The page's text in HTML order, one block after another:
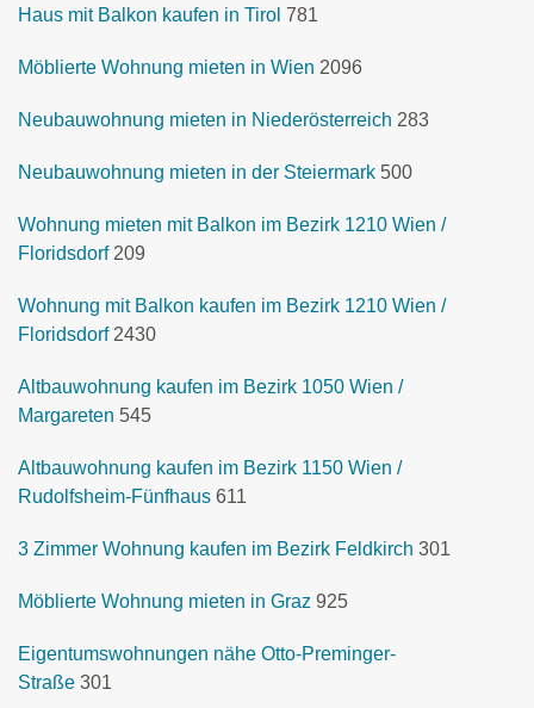
Haus mit Balkon kaufen in Tirol 781
Möblierte Wohnung mieten in Wien 2096
Neubauwohnung mieten in Niederösterreich 283
Neubauwohnung mieten in der Steiermark 500
Wohnung mieten mit Balkon im Bezirk 1210 Wien /
Floridsdorf 209
Wohnung mit Balkon kaufen im Bezirk 1210 Wien /
Floridsdorf 2430
Altbauwohnung kaufen im Bezirk 1050 Wien /
Margareten 545
Altbauwohnung kaufen im Bezirk 1150 Wien /
Rudolfsheim-Fünfhaus 611
3 Zimmer Wohnung kaufen im Bezirk Feldkirch 301
Möblierte Wohnung mieten in Graz 925
Eigentumswohnungen nähe Otto-Preminger-
Straße 301